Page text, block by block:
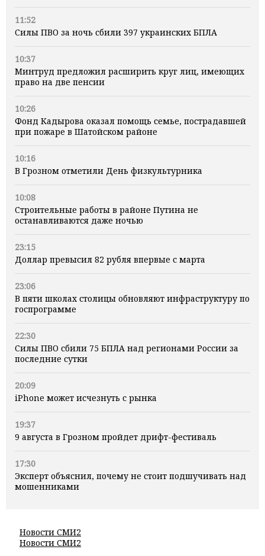
11:52
Силы ПВО за ночь сбили 397 украинских БПЛА
10:37
Минтруд предложил расширить круг лиц, имеющих
право на две пенсии
10:26
Фонд Кадырова оказал помощь семье, пострадавшей
при пожаре в Шатойском районе
10:16
В Грозном отметили День физкультурника
10:08
Строительные работы в районе Путина не
останавливаются даже ночью
23:15
Доллар превысил 82 рубля впервые с марта
23:06
В пяти школах столицы обновляют инфраструктуру по
госпрограмме
22:30
Силы ПВО сбили 75 БПЛА над регионами России за
последние сутки
20:09
iPhone может исчезнуть с рынка
19:37
9 августа в Грозном пройдет дрифт-фестиваль
17:30
Эксперт объяснил, почему не стоит подшучивать над
мошенниками
Новости СМИ2
Новости СМИ2